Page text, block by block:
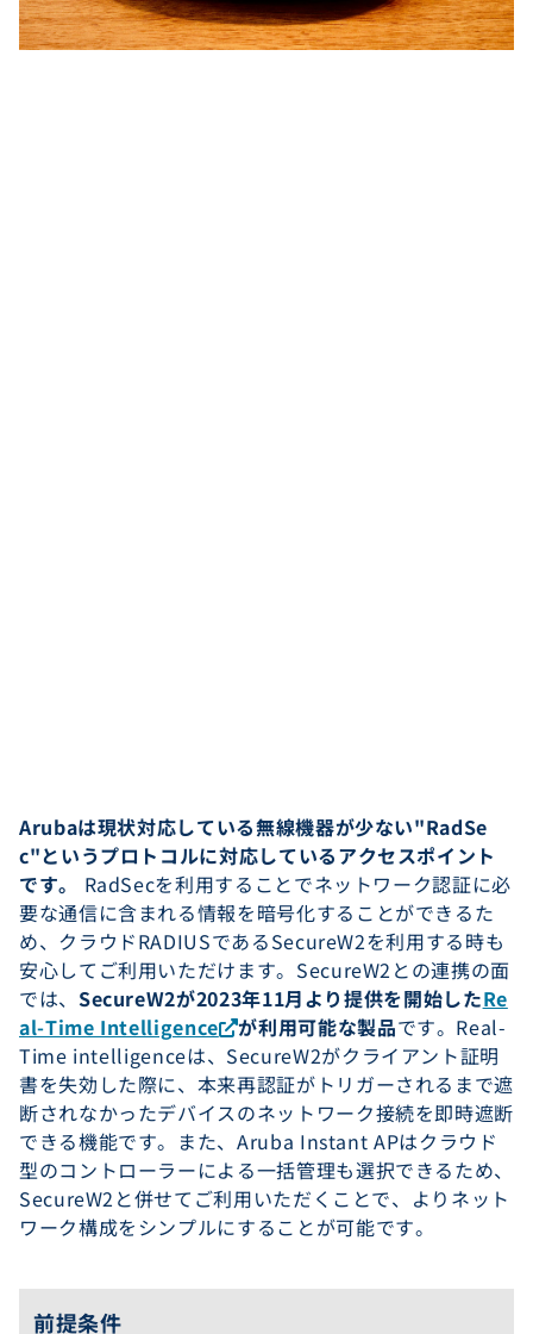
Arubaは現状対応している無線機器が少ない"RadSe
c"というプロトコルに対応しているアクセスポイント
です。 RadSecを利用することでネットワーク認証に必
要な通信に含まれる情報を暗号化することができるた
め、クラウドRADIUSであるSecureW2を利用する時も
安心してご利用いただけます。SecureW2との連携の面
では、 SecureW2が2023年11月より提供を開始したRe
al-Time Intelligence
が利用可能な製品です。Real-
Time intelligenceは、SecureW2がクライアント証明
書を失効した際に、本来再認証がトリガーされるまで遮
断されなかったデバイスのネットワーク接続を即時遮断
できる機能です。また、Aruba Instant APはクラウド
型のコントローラーによる一括管理も選択できるため、
SecureW2と併せてご利用いただくことで、よりネット
ワーク構成をシンプルにすることが可能です。
前提条件